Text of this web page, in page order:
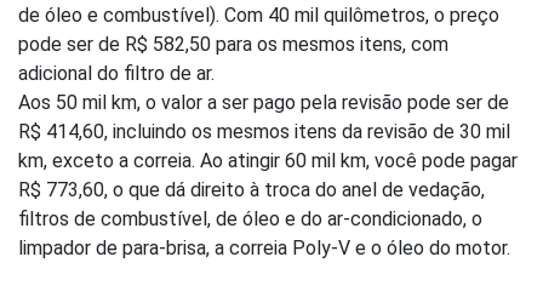
de óleo e combustível). Com 40 mil quilômetros, o preço
pode ser de R$ 582,50 para os mesmos itens, com
adicional do filtro de ar.
Aos 50 mil km, o valor a ser pago pela revisão pode ser de
R$ 414,60, incluindo os mesmos itens da revisão de 30 mil
km, exceto a correia. Ao atingir 60 mil km, você pode pagar
R$ 773,60, o que dá direito à troca do anel de vedação,
filtros de combustível, de óleo e do ar-condicionado, o
limpador de para-brisa, a correia Poly-V e o óleo do motor.